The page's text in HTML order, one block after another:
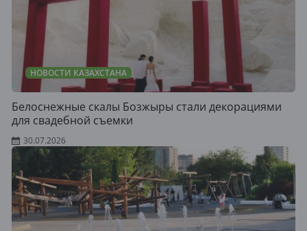
НОВОСТИ КАЗАХСТАНА
Белоснежные скалы Бозжыры стали декорациями
для свадебной съемки
30.07.2026